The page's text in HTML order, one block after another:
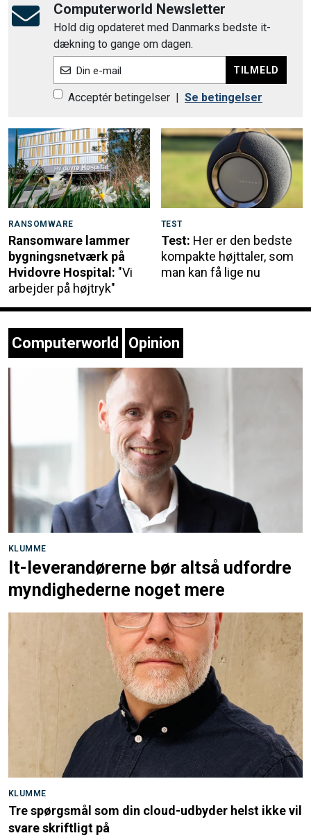
Computerworld Newsletter
Hold dig opdateret med Danmarks bedste it-
dækning to gange om dagen.
Din e-mail TILMELD
Acceptér betingelser | Se betingelser
RANSOMWARE
Ransomware lammer
bygningsnetværk på
Hvidovre Hospital: "Vi
arbejder på højtryk"
TEST
Test: Her er den bedste
kompakte højttaler, som
man kan få lige nu
Computerworld Opinion
KLUMME
It-leverandørerne bør altså udfordre
myndighederne noget mere
KLUMME
Tre spørgsmål som din cloud-udbyder helst ikke vil
svare skriftligt på